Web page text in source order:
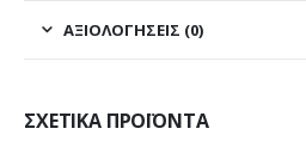
ΑΞΙΟΛΟΓΉΣΕΙΣ (0)
ΣΧΕΤΙΚΆ ΠΡΟΪΌΝΤΑ